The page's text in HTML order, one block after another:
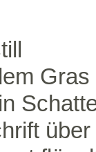
Gras